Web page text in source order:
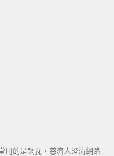
用的是銅瓦，慈濟人澄清網路